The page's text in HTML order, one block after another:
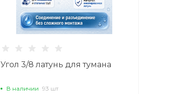
Угол 3/8 латунь для тумана
В наличии 93 шт